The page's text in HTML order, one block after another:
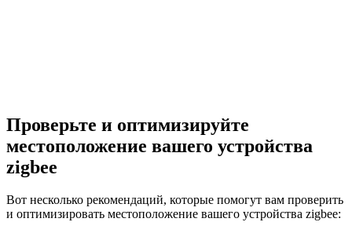
Проверьте и оптимизируйте
местоположение вашего устройства
zigbee
Вот несколько рекомендаций, которые помогут вам проверить
и оптимизировать местоположение вашего устройства zigbee: